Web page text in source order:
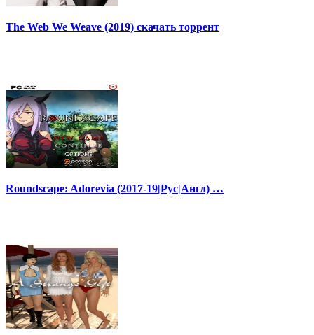
The Web We Weave (2019) скачать торрент
Roundscape: Adorevia (2017-19|Рус|Англ) …